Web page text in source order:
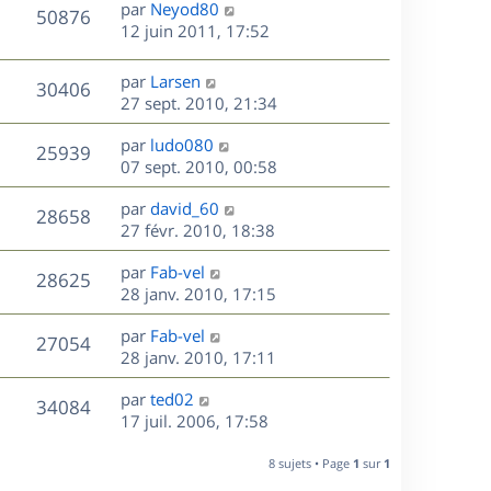
e
n
i
e
r
m
e
s
s
a
g
e
50876V
u
e
D
e
n
i
e
r
m
e
s
s
a
g
e
par Neyod80
12 juin 2011, 17:52
30406V
u
s
D
e
r
n
i
e
r
m
e
s
s
a
g
e
par Larsen
27 sept. 2010, 21:34
25939V
u
e
D
e
r
n
i
e
r
m
e
s
s
a
g
e
par ludo080
07 sept. 2010, 00:58
28658V
u
D
e
r
n
i
e
r
m
e
s
s
par david_60
27 févr. 2010, 18:38
28625V
u
D
e
r
n
i
e
r
m
par Fab-vel
28 janv. 2010, 17:15
27054V
u
D
e
r
n
i
par Fab-vel
28 janv. 2010, 17:11
34084V
D
e
par ted02
17 juil. 2006, 17:58
8 sujets • Page 1 sur 1